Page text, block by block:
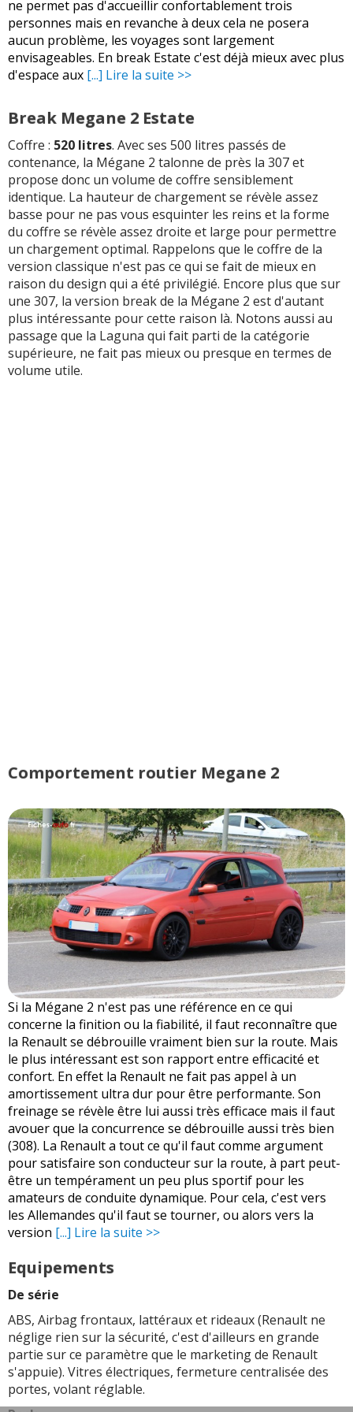
ne permet pas d'accueillir confortablement trois
personnes mais en revanche à deux cela ne posera
aucun problème, les voyages sont largement
envisageables. En break Estate c'est déjà mieux avec plus
d'espace aux [...] Lire la suite >>
Break Megane 2 Estate
Coffre : 520 litres. Avec ses 500 litres passés de
contenance, la Mégane 2 talonne de près la 307 et
propose donc un volume de coffre sensiblement
identique. La hauteur de chargement se révèle assez
basse pour ne pas vous esquinter les reins et la forme
du coffre se révèle assez droite et large pour permettre
un chargement optimal. Rappelons que le coffre de la
version classique n'est pas ce qui se fait de mieux en
raison du design qui a été privilégié. Encore plus que sur
une 307, la version break de la Mégane 2 est d'autant
plus intéressante pour cette raison là. Notons aussi au
passage que la Laguna qui fait parti de la catégorie
supérieure, ne fait pas mieux ou presque en termes de
volume utile.
Comportement routier Megane 2
Si la Mégane 2 n'est pas une référence en ce qui
concerne la finition ou la fiabilité, il faut reconnaître que
la Renault se débrouille vraiment bien sur la route. Mais
le plus intéressant est son rapport entre efficacité et
confort. En effet la Renault ne fait pas appel à un
amortissement ultra dur pour être performante. Son
freinage se révèle être lui aussi très efficace mais il faut
avouer que la concurrence se débrouille aussi très bien
(308). La Renault a tout ce qu'il faut comme argument
pour satisfaire son conducteur sur la route, à part peut-
être un tempérament un peu plus sportif pour les
amateurs de conduite dynamique. Pour cela, c'est vers
les Allemandes qu'il faut se tourner, ou alors vers la
version [...] Lire la suite >>
Equipements
De série
ABS, Airbag frontaux, lattéraux et rideaux (Renault ne
néglige rien sur la sécurité, c'est d'ailleurs en grande
partie sur ce paramètre que le marketing de Renault
s'appuie). Vitres électriques, fermeture centralisée des
portes, volant réglable.